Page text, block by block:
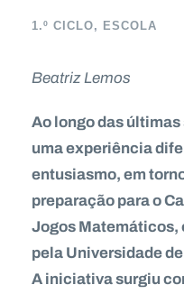
1.º CICLO, ESCOLA
Beatriz Lemos
Ao longo das
uma experiência
entusiasmo, em
preparação para o
Jogos Matemáticos,
pela Universidade
A iniciativa surgiu